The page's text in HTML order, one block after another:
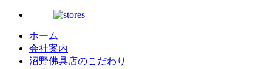
ホーム
会社案内
沼野佛具店のこだわり